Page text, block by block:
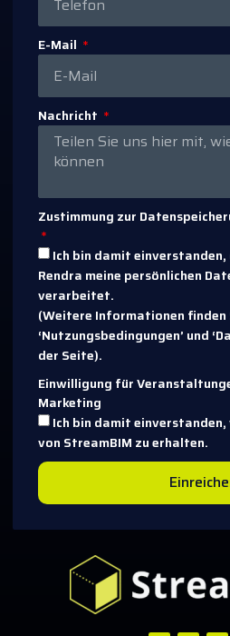
E-Mail
Nachricht
Zustimmung zur
Ich bin damit
Rendra meine persönlichen
verarbeitet.
(Weitere Informationen finden
‘Nutzungsbedingungen’ und
der Seite).
Einwilligung für
Marketing
Ich bin damit
von StreamBIM zu erhalten.